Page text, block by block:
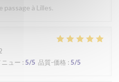
à Lilles.
ニュー : 5/5 品質-価格 :5/5